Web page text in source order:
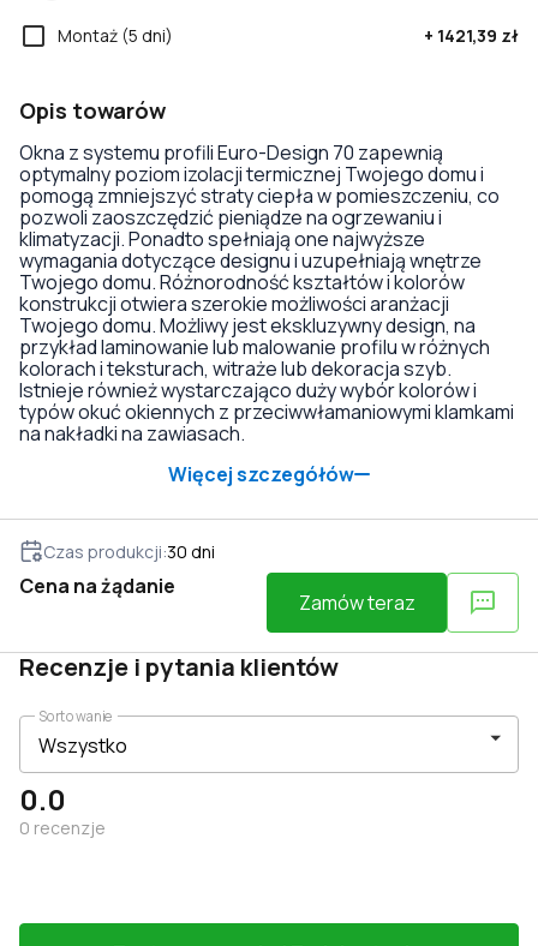
Montaż (5 dni) + 1421,39 zł
Opis towarów
Okna z systemu profili Euro-Design 70 zapewnią
optymalny poziom izolacji termicznej Twojego domu i
pomogą zmniejszyć straty ciepła w pomieszczeniu, co
pozwoli zaoszczędzić pieniądze na ogrzewaniu i
klimatyzacji. Ponadto spełniają one najwyższe
wymagania dotyczące designu i uzupełniają wnętrze
Twojego domu. Różnorodność kształtów i kolorów
konstrukcji otwiera szerokie możliwości aranżacji
Twojego domu. Możliwy jest ekskluzywny design, na
przykład laminowanie lub malowanie profilu w różnych
kolorach i teksturach, witraże lub dekoracja szyb.
Istnieje również wystarczająco duży wybór kolorów i
typów okuć okiennych z przeciwwłamaniowymi klamkami
na nakładki na zawiasach.
Więcej szczegółów
Czas produkcji:30 dni
Cena na żądanie
Zamów teraz
Recenzje i pytania klientów
0.0
0 recenzje
Sortowanie